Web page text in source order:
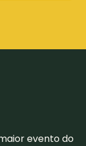
evento do